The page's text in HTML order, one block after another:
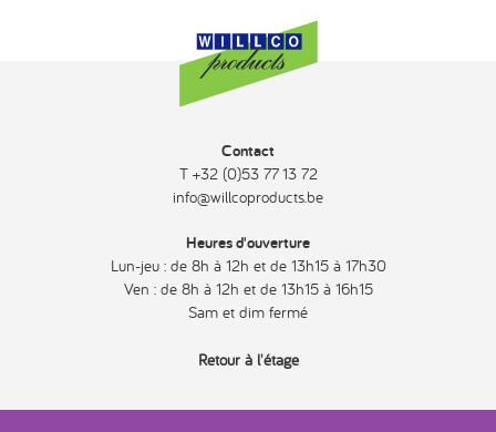
Contact
T +32 (0)53 77 13 72
info@willcoproducts.be
Heures d'ouverture
Lun-jeu : de 8h à 12h et de 13h15 à 17h30
Ven : de 8h à 12h et de 13h15 à 16h15
Sam et dim fermé
Retour à l'étage